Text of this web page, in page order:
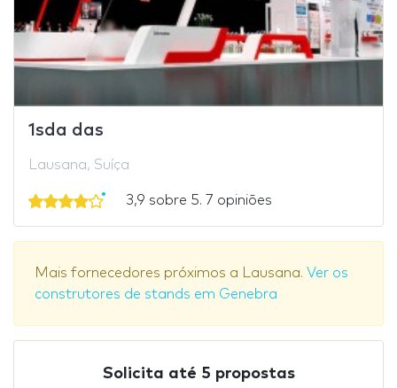
1sda das
Lausana, Suíça
3,9 sobre 5. 7 opiniões
Mais fornecedores próximos a Lausana. Ver os
construtores de stands em Genebra
Solicita até 5 propostas